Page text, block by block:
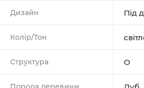
Дизайн Під
Колір/Тон
Структура О